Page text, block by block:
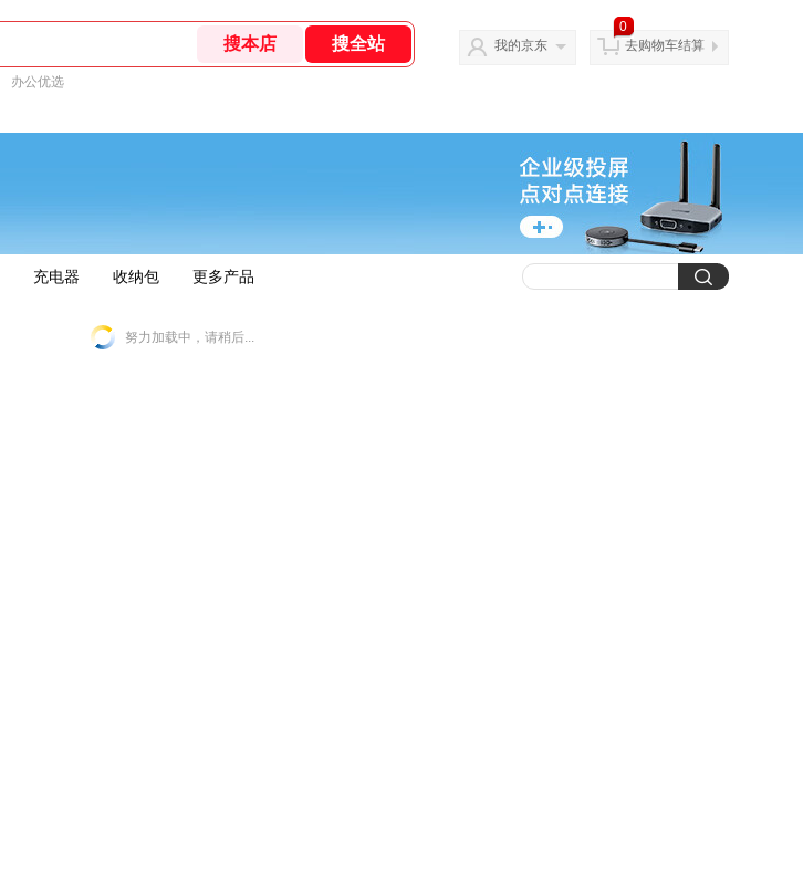
办公优选
我的京东
0
去购物车结算
充电器 收纳包 更多产品
努力加载中，请稍后...